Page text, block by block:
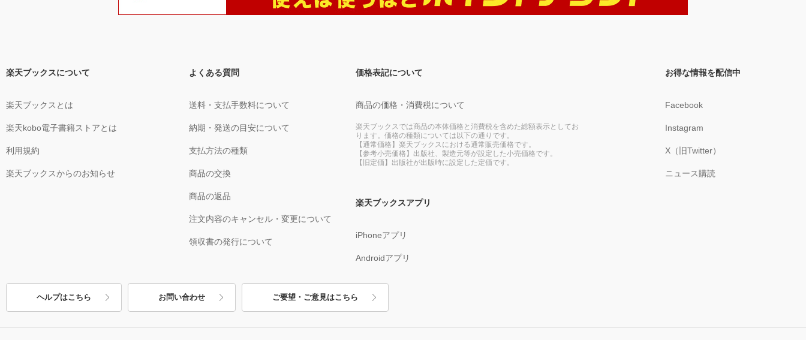
楽天ブックスについて
楽天ブックスとは
楽天kobo電子書籍ストアとは
利用規約
楽天ブックスからのお知らせ
よくある質問
送料・支払手数料について
納期・発送の目安について
支払方法の種類
商品の交換
商品の返品
注文内容のキャンセル・変更について
領収書の発行について
価格表記について
商品の価格・消費税について
楽天ブックスでは商品の本体価格と消費税を含めた総額表示としてお
ります。価格の種類については以下の通りです。
【通常価格】楽天ブックスにおける通常販売価格です。
【参考小売価格】出版社、製造元等が設定した小売価格です。
【旧定価】出版社が出版時に設定した定価です。
楽天ブックスアプリ
iPhoneアプリ
Androidアプリ
お得な情報を配信中
Facebook
Instagram
X（旧Twitter）
ニュース購読
ヘルプはこちら お問い合わせ ご要望・ご意見はこちら